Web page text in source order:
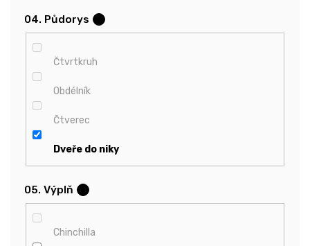
04. Půdorys
Čtvrtkruh
Obdélník
Čtverec
Dveře do niky
05. Výplň
Chinchilla